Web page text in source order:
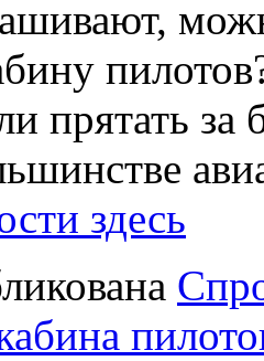
прятать
здесь